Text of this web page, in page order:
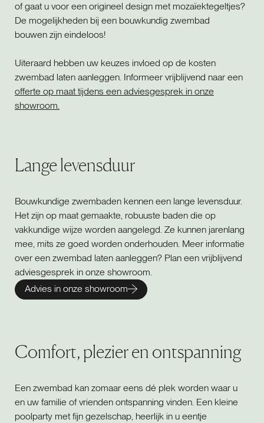
of gaat u voor een origineel design met mozaïektegeltjes?
De mogelijkheden bij een bouwkundig zwembad
bouwen zijn eindeloos!
Uiteraard hebben uw keuzes invloed op de kosten
zwembad laten aanleggen. Informeer vrijblijvend naar een
offerte op maat tijdens een adviesgesprek in onze
showroom.
Lange levensduur
Bouwkundige zwembaden kennen een lange levensduur.
Het zijn op maat gemaakte, robuuste baden die op
vakkundige wijze worden aangelegd. Ze kunnen jarenlang
mee, mits ze goed worden onderhouden. Meer informatie
over een zwembad laten aanleggen? Plan een vrijblijvend
adviesgesprek in onze showroom.
Advies in onze showroom
Comfort, plezier en ontspanning
Een zwembad kan zomaar eens dé plek worden waar u
en uw familie of vrienden ontspanning vinden. Een kleine
poolparty met fijn gezelschap, heerlijk in u eentje